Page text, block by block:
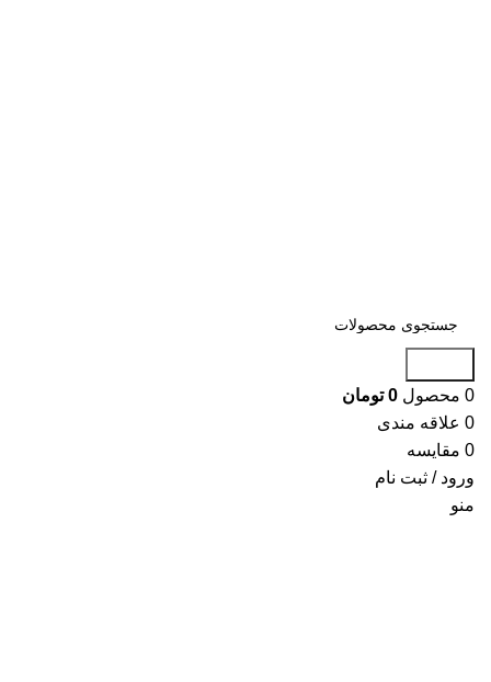
0 محصول 0 تومان
0 علاقه مندی
0 مقایسه
ورود / ثبت نام
منو